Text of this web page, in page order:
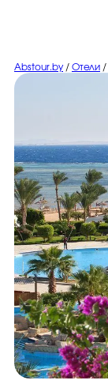
Abstour.by / Отели /